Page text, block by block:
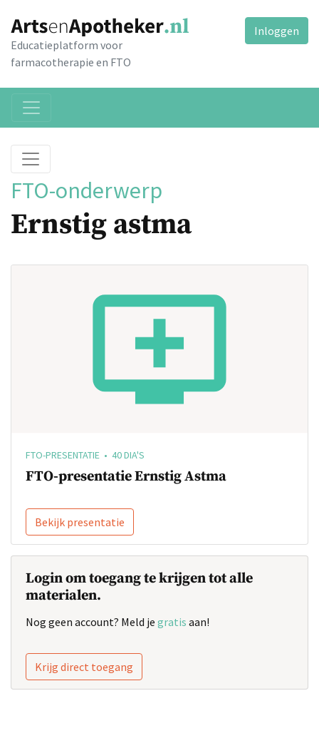
Educatieplatform voor
farmacotherapie en FTO
Inloggen
FTO-onderwerp
Ernstig astma
FTO-PRESENTATIE • 40 DIA'S
FTO-presentatie Ernstig Astma
Bekijk presentatie
Login om toegang te krijgen tot alle
materialen.
Nog geen account? Meld je gratis aan!
Krijg direct toegang